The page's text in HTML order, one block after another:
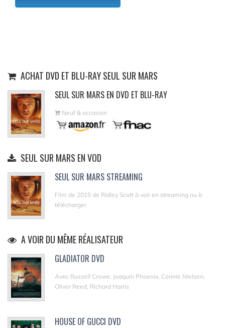
ACHAT DVD ET BLU-RAY SEUL SUR MARS
SEUL SUR MARS EN DVD ET BLU-RAY
Neuf & occasion
SEUL SUR MARS EN VOD
SEUL SUR MARS STREAMING
Film de 2015 de Ridley Scott à voir en streaming ou à
télécharger
A VOIR DU MÊME RÉALISATEUR
GLADIATOR DVD
Avec Russell Crowe, Joaquin Phoenix, Connie Nielsen,
Oliver Reed, Richard Harris
HOUSE OF GUCCI DVD